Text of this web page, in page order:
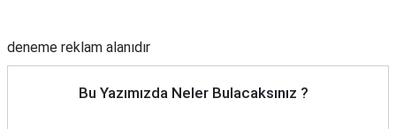
deneme reklam alanıdır
Bu Yazımızda Neler Bulacaksınız ?